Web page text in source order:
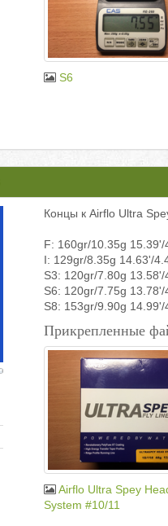
S6
Концы к Airflo Ultra
F: 160gr/10.35g 15.39'/
I: 129gr/8.35g 14.63'/
S3: 120gr/7.80g 13.58'/
S6: 120gr/7.75g 13.78'/
S8: 153gr/9.90g 14.99'/
Прикрепленные
Airflo Ultra Spey
System #10/11